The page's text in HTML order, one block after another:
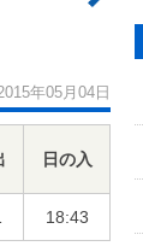
年05月04日
日の入
18:43